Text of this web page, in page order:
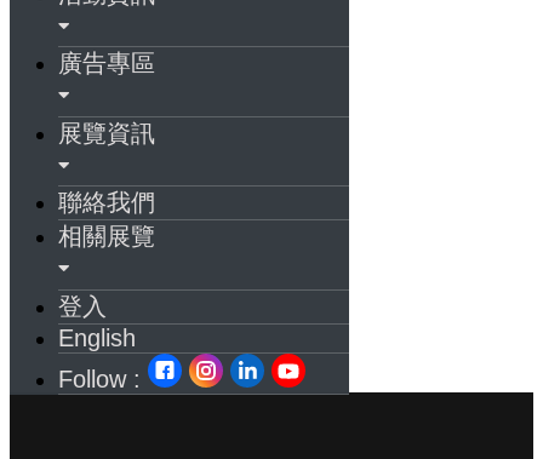
廣告專區
展覽資訊
聯絡我們
相關展覽
登入
English
Follow :